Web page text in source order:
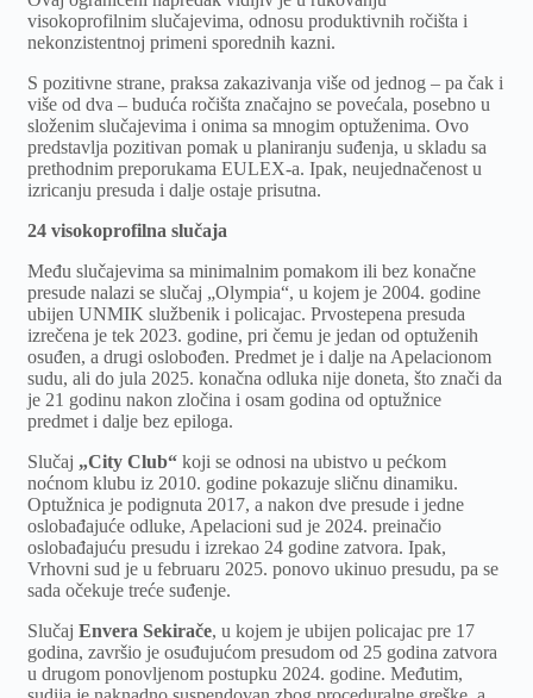
visokoprofilnim slučajevima, odnosu produktivnih ročišta i
nekonzistentnoj primeni sporednih kazni.
S pozitivne strane, praksa zakazivanja više od jednog – pa čak i
više od dva – buduća ročišta značajno se povećala, posebno u
složenim slučajevima i onima sa mnogim optuženima. Ovo
predstavlja pozitivan pomak u planiranju suđenja, u skladu sa
prethodnim preporukama EULEX-a. Ipak, neujednačenost u
izricanju presuda i dalje ostaje prisutna.
24 visokoprofilna slučaja
Među slučajevima sa minimalnim pomakom ili bez konačne
presude nalazi se slučaj „Olympia“, u kojem je 2004. godine
ubijen UNMIK službenik i policajac. Prvostepena presuda
izrečena je tek 2023. godine, pri čemu je jedan od optuženih
osuđen, a drugi oslobođen. Predmet je i dalje na Apelacionom
sudu, ali do jula 2025. konačna odluka nije doneta, što znači da
je 21 godinu nakon zločina i osam godina od optužnice
predmet i dalje bez epiloga.
Slučaj „City Club“ koji se odnosi na ubistvo u pećkom
noćnom klubu iz 2010. godine pokazuje sličnu dinamiku.
Optužnica je podignuta 2017, a nakon dve presude i jedne
oslobađajuće odluke, Apelacioni sud je 2024. preinačio
oslobađajuću presudu i izrekao 24 godine zatvora. Ipak,
Vrhovni sud je u februaru 2025. ponovo ukinuo presudu, pa se
sada očekuje treće suđenje.
Slučaj Envera Sekirače, u kojem je ubijen policajac pre 17
godina, završio je osuđujućom presudom od 25 godina zatvora
u drugom ponovljenom postupku 2024. godine. Međutim,